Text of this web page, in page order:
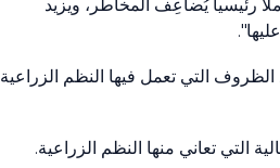
رئيسياً يُضاعِف المخاطر، ويزيد
التي تعمل فيها النظم الزراعية
تعاني منها النظم الزراعية.